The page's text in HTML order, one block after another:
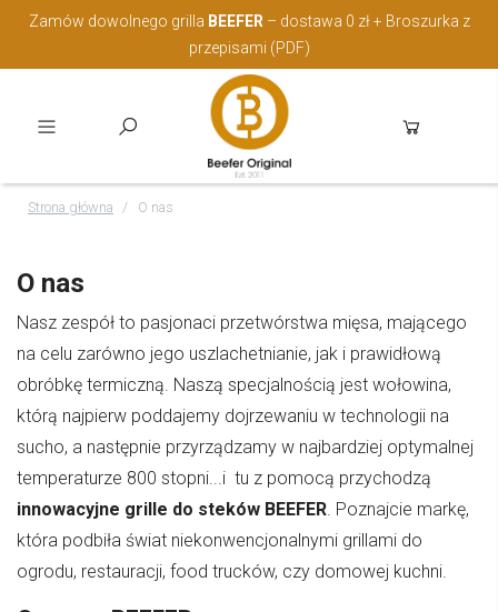
Zamów dowolnego grilla BEEFER – dostawa 0 zł + Broszurka z
przepisami (PDF)
Strona główna O nas
O nas
Nasz zespół to pasjonaci przetwórstwa mięsa, mającego
na celu zarówno jego uszlachetnianie, jak i prawidłową
obróbkę termiczną. Naszą specjalnością jest wołowina,
którą najpierw poddajemy dojrzewaniu w technologii na
sucho, a następnie przyrządzamy w najbardziej optymalnej
temperaturze 800 stopni...i tu z pomocą przychodzą
innowacyjne grille do steków BEEFER. Poznajcie markę,
która podbiła świat niekonwencjonalnymi grillami do
ogrodu, restauracji, food trucków, czy domowej kuchni.